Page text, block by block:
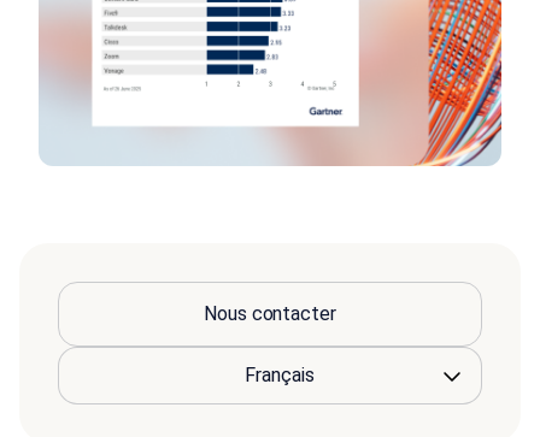
Nous contacter